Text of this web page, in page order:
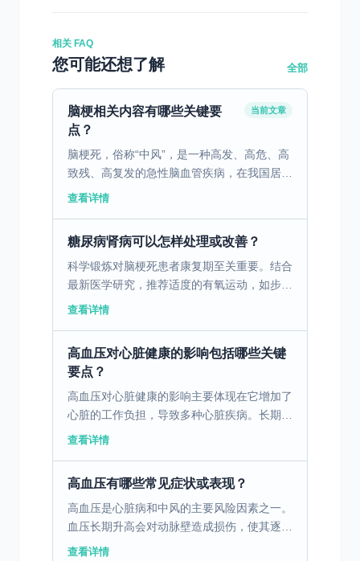
相关 FAQ
您可能还想了解 全部
脑梗相关内容有哪些关键要
点？
当前文章
脑梗死，俗称“中风”，是一种高发、高危、高
致残、高复发的急性脑血管疾病，在我国居民
死因顺位中长期位居前列。它发病突然、进展
查看详情
糖尿病肾病可以怎样处理或改善？
科学锻炼对脑梗死患者康复期至关重要。结合
最新医学研究，推荐适度的有氧运动，如步行
和游泳，这些运动可促进血液循环，增强心肺
查看详情
高血压对心脏健康的影响包括哪些关键
要点？
高血压对心脏健康的影响主要体现在它增加了
心脏的工作负担，导致多种心脏疾病。长期的
高血压会使得心脏必须更加努力地泵血，从而
查看详情
高血压有哪些常见症状或表现？
高血压是心脏病和中风的主要风险因素之一。
血压长期升高会对动脉壁造成损伤，使其逐渐
失去弹性并变得狭窄，从而影响血流通畅。这
查看详情